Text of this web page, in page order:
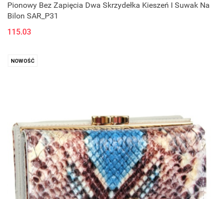
Pionowy Bez Zapięcia Dwa Skrzydełka Kieszeń I Suwak Na
Bilon SAR_P31
115.03
NOWOŚĆ